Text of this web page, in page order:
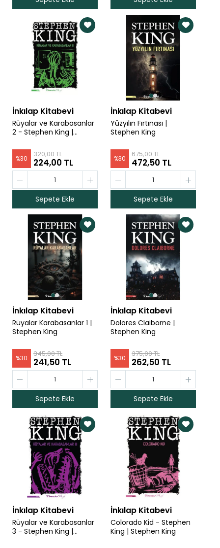
77,00 TL
İnkılap Kitabevi
Rüyalar ve Karabasanlar
2 - Stephen King |
%30 320,00 TL
224,00 TL
Sepete Ekle
İnkılap Kitabevi
Yüzyılın Fırtınası |
Stephen King
%30 675,00 TL
472,50 TL
Sepete Ekle
İnkılap Kitabevi
Rüyalar Karabasanlar 1 |
Stephen King
%30 345,00 TL
241,50 TL
Sepete Ekle
İnkılap Kitabevi
Dolores Claiborne |
Stephen King
%30 375,00 TL
262,50 TL
Sepete Ekle
İnkılap Kitabevi
Rüyalar ve Karabasanlar
3 - Stephen King |
İnkılap Kitabevi
Colorado Kid - Stephen
King | Stephen King